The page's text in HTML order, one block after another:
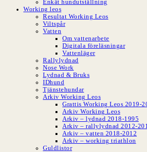
Enkät hundutställning
Working leos
Resultat Working Leos
Viltspår
Vatten
Om vattenarbete
Digitala föreläsningar
Vattenläger
Rallylydnad
Nose Work
Lydnad & Bruks
IDhund
Tjänstehundar
Arkiv Working Leos
Grattis Working Leos 2019-
Arkiv Working Leos
Arkiv – lydnad 2018-1995
Arkiv – rallylydnad 2012-
Arkiv – vatten 2018-2012
Arkiv – working triathlon
Guldlistor